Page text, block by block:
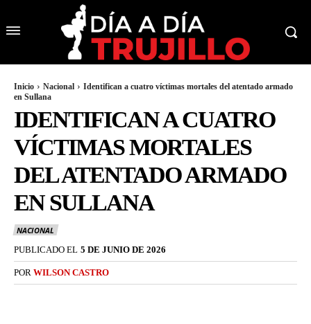
Inicio Nacional
Identifican a cuatro víctimas mortales del atentado armado
en Sullana
IDENTIFICAN A CUATRO
VÍCTIMAS MORTALES
DEL ATENTADO ARMADO
EN SULLANA
NACIONAL
PUBLICADO EL 5 DE JUNIO DE 2026
POR WILSON CASTRO